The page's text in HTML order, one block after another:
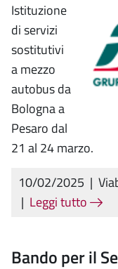
Istituzione
di servizi
sostitutivi
a mezzo
autobus da
Bologna a
Pesaro dal
21 al 24 marzo.
10/02/2025 |
| Leggi tutto
Bando per il